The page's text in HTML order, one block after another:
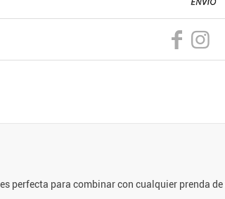
perfecta para combinar con cualquier prenda